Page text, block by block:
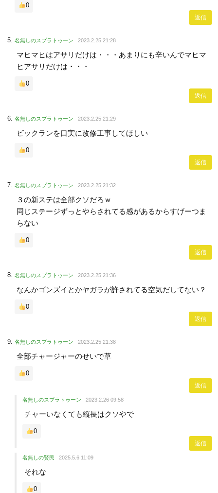
0
返信
名無しのスプラトゥーン 2023.2.25 21:28
マヒマヒはアサリだけは・・・あまりにも辛いんでマヒマ
ヒアサリだけは・・・
0
返信
名無しのスプラトゥーン 2023.2.25 21:29
ビックランを口実に改修工事してほしい
0
返信
名無しのスプラトゥーン 2023.2.25 21:32
３の新ステは全部クソだろｗ
同じステージずっとやらされてる感があるからすげーつま
らない
0
返信
名無しのスプラトゥーン 2023.2.25 21:36
なんかゴンズイとかヤガラが許されてる空気だしてない？
0
返信
名無しのスプラトゥーン 2023.2.25 21:38
全部チャージャーのせいで草
0
返信
名無しのスプラトゥーン 2023.2.26 09:58
チャーいなくても縦長はクソやで
0
返信
名無しの賢民 2025.5.6 11:09
それな
0